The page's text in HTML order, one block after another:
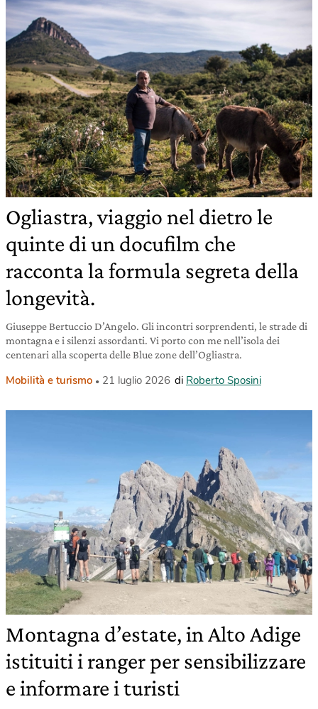
Ogliastra, viaggio nel dietro le
quinte di un docufilm che
racconta la formula segreta della
longevità.
Giuseppe Bertuccio D’Angelo. Gli incontri sorprendenti, le strade di
montagna e i silenzi assordanti. Vi porto con me nell’isola dei
centenari alla scoperta delle Blue zone dell’Ogliastra.
Mobilità e turismo 21 luglio 2026 di Roberto Sposini
Montagna d’estate, in Alto Adige
istituiti i ranger per sensibilizzare
e informare i turisti